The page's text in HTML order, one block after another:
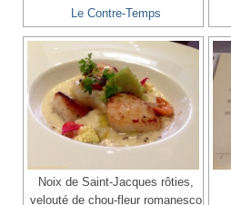
Le Contre-Temps
Noix de Saint-Jacques rôties,
velouté de chou-fleur romanesco